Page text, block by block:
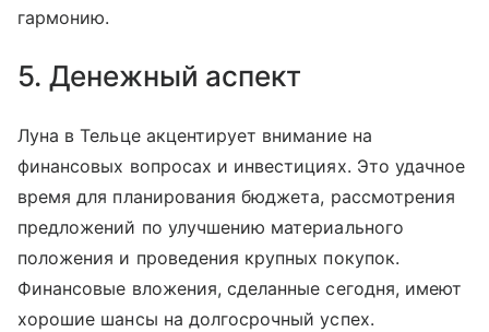
гармонию.
5. Денежный аспект
Луна в Тельце акцентирует внимание на
финансовых вопросах и инвестициях. Это удачное
время для планирования бюджета, рассмотрения
предложений по улучшению материального
положения и проведения крупных покупок.
Финансовые вложения, сделанные сегодня, имеют
хорошие шансы на долгосрочный успех.